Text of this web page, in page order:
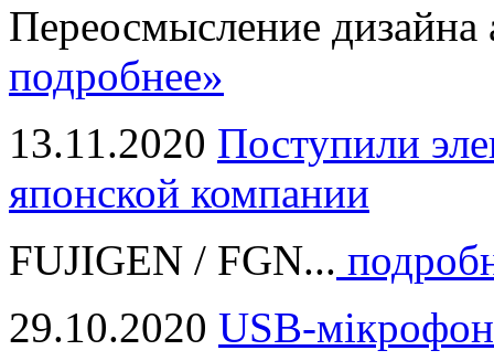
Переосмысление дизайна
подробнее»
13.11.2020 Поступили
японской компании
FUJIGEN / FGN...
29.10.2020 USB-